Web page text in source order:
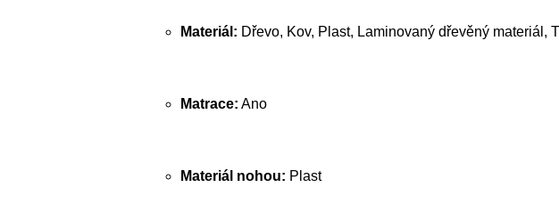
Materiál: Dřevo, Kov, Plast, Laminovaný dřevěný materiál,
Matrace: Ano
Materiál nohou: Plast